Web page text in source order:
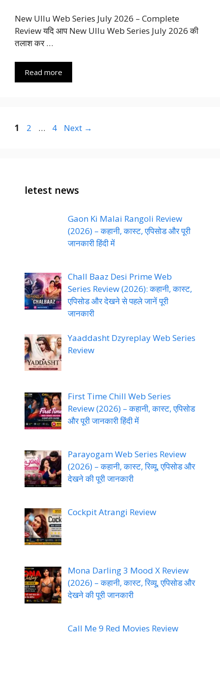
New Ullu Web Series July 2026 – Complete
Review यदि आप New Ullu Web Series July 2026 की
तलाश कर …
Read more
Page
1 Page
2 … Page
4 Next →
letest news
Gaon Ki Malai Rangoli Review
(2026) – कहानी, कास्ट, एपिसोड और पूरी
जानकारी हिंदी में
Chall Baaz Desi Prime Web
Series Review (2026): कहानी, कास्ट,
एपिसोड और देखने से पहले जानें पूरी
जानकारी
Yaaddasht Dzyreplay Web Series
Review
First Time Chill Web Series
Review (2026) – कहानी, कास्ट, एपिसोड
और पूरी जानकारी हिंदी में
Parayogam Web Series Review
(2026) – कहानी, कास्ट, रिव्यू, एपिसोड और
देखने की पूरी जानकारी
Cockpit Atrangi Review
Mona Darling 3 Mood X Review
(2026) – कहानी, कास्ट, रिव्यू, एपिसोड और
देखने की पूरी जानकारी
Call Me 9 Red Movies Review